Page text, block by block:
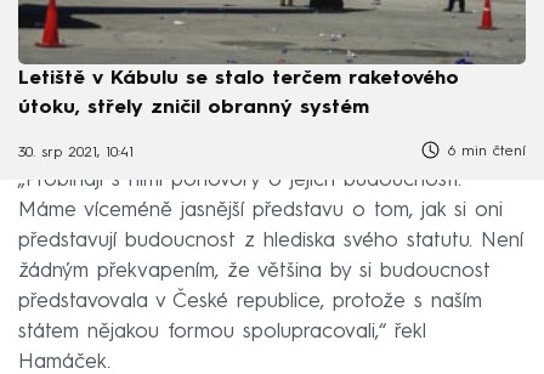
Letiště v Kábulu se stalo terčem raketového
útoku, střely zničil obranný systém
30. srp 2021, 10:41 6 min čtení
„Probíhají s nimi pohovory o jejich budoucnosti.
Máme víceméně jasnější představu o tom, jak si oni
představují budoucnost z hlediska svého statutu. Není
žádným překvapením, že většina by si budoucnost
představovala v České republice, protože s naším
státem nějakou formou spolupracovali,“ řekl
Hamáček.